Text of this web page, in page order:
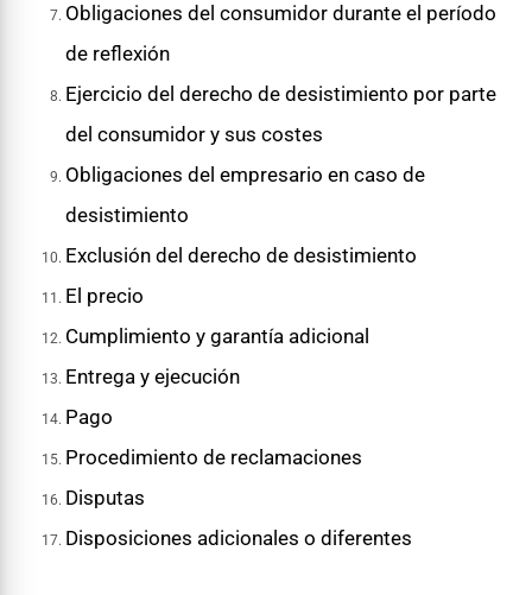
Obligaciones del consumidor durante el período
de reflexión
Ejercicio del derecho de desistimiento por parte
del consumidor y sus costes
Obligaciones del empresario en caso de
desistimiento
Exclusión del derecho de desistimiento
El precio
Cumplimiento y garantía adicional
Entrega y ejecución
Pago
Procedimiento de reclamaciones
Disputas
Disposiciones adicionales o diferentes